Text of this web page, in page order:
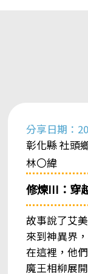
分享日期：
彰化縣 社頭
林〇緯
修煉III：穿
故事說了艾
來到神異界
在這裡，他
魔王相柳展